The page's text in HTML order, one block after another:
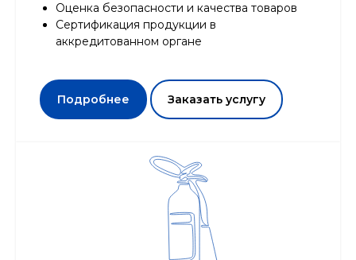
Оценка безопасности и качества товаров
Сертификация продукции в
аккредитованном органе
Подробнее Заказать услугу